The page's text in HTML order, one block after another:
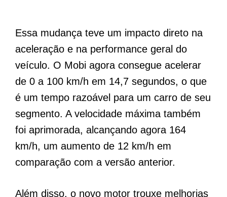
Essa mudança teve um impacto direto na
aceleração e na performance geral do
veículo. O Mobi agora consegue acelerar
de 0 a 100 km/h em 14,7 segundos, o que
é um tempo razoável para um carro de seu
segmento. A velocidade máxima também
foi aprimorada, alcançando agora 164
km/h, um aumento de 12 km/h em
comparação com a versão anterior.
Além disso, o novo motor trouxe melhorias